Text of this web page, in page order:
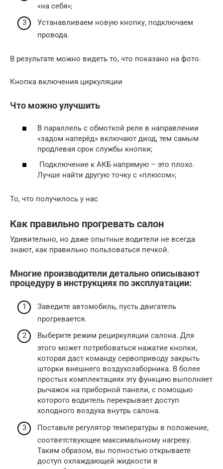
«на себя»;
Устанавливаем новую кнопку, подключаем
провода.
В результате можно видеть то, что показано на фото.
Кнопка включения циркуляции
Что можно улучшить
В параллель с обмоткой реле в направлении
«задом наперёд» включают диод, тем самым
продлевая срок службы кнопки;
Подключение к АКБ напрямую – это плохо.
Лучше найти другую точку с «плюсом»;
То, что получилось у нас
Как правильно прогревать салон
Удивительно, но даже опытные водители не всегда
знают, как правильно пользоваться печкой.
Многие производители детально описывают
процедуру в инструкциях по эксплуатации:
Заведите автомобиль, пусть двигатель
прогревается.
Выберите режим рециркуляции салона. Для
этого может потребоваться нажатие кнопки,
которая даст команду сервоприводу закрыть
шторки внешнего воздухозаборника. В более
простых комплектациях эту функцию выполняет
рычажок на приборной панели, с помощью
которого водитель перекрывает доступ
холодного воздуха внутрь салона.
Поставьте регулятор температуры в положение,
соответствующее максимальному нагреву.
Таким образом, вы полностью открываете
доступ охлаждающей жидкости в